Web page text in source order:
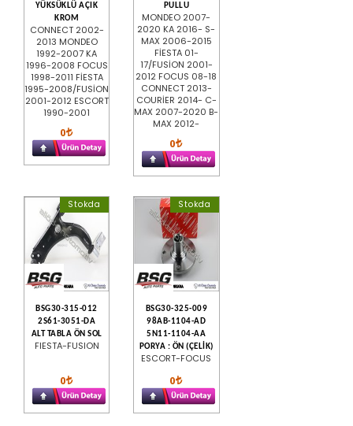
YÜKSÜKLÜ AÇIK
KROM
CONNECT 2002-
2013 MONDEO
1992-2007 KA
1996-2008 FOCUS
1998-2011 FİESTA
1995-2008/FUSİON
2001-2012 ESCORT
1990-2001
0
PULLU
MONDEO 2007-
2020 KA 2016- S-
MAX 2006-2015
FİESTA 01-
17/FUSİON 2001-
2012 FOCUS 08-18
CONNECT 2013-
COURİER 2014- C-
MAX 2007-2020 B-
MAX 2012-
0
Stokda
BSG30-315-012
2S61-3051-DA
ALT TABLA ÖN SOL
FIESTA-FUSION
0
Stokda
BSG30-325-009
98AB-1104-AD
5N11-1104-AA
PORYA : ÖN (ÇELİK)
ESCORT-FOCUS
0